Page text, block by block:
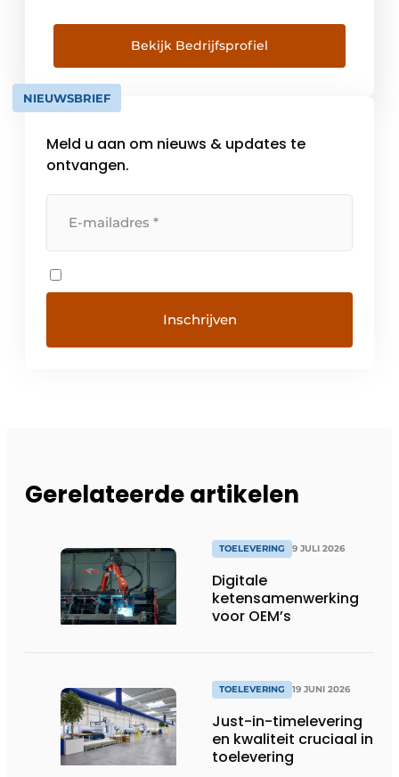
olieopvang- en voetmatten, evenals
wastafels voor onderdelenreiniging in full-
service. Aanvullend kunnen ook artikels voor
arbeidsveiligheid onder het merk “World
Wide Work by MEWA” besteld worden.
toonaangevend in het segment
textielmanagement. Het […]
Bekijk Bedrijfsprofiel
NIEUWSBRIEF
Meld u aan om nieuws & updates te
ontvangen.
Gerelateerde artikelen
TOELEVERING 9 JULI 2026
Digitale
ketensamenwerking
voor OEM’s
TOELEVERING 19 JUNI 2026
Just-in-timelevering
en kwaliteit cruciaal in
toelevering